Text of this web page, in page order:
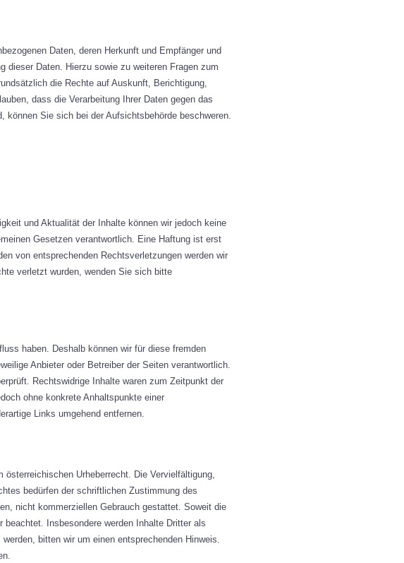
Daten, deren Herkunft und Empfänger und
dieser Daten. Hierzu sowie zu weiteren Fragen zum
die Rechte auf Auskunft, Berichtigung,
dass die Verarbeitung Ihrer Daten gegen das
Sie sich bei der Aufsichtsbehörde beschweren.
und Aktualität der Inhalte können wir jedoch keine
Gesetzen verantwortlich. Eine Haftung ist erst
von entsprechenden Rechtsverletzungen werden wir
verletzt wurden, wenden Sie sich bitte
haben. Deshalb können wir für diese fremden
Anbieter oder Betreiber der Seiten verantwortlich.
Rechtswidrige Inhalte waren zum Zeitpunkt der
ohne konkrete Anhaltspunkte einer
Links umgehend entfernen.
Urheberrecht. Die Vervielfältigung,
bedürfen der schriftlichen Zustimmung des
nicht kommerziellen Gebrauch gestattet. Soweit die
Insbesondere werden Inhalte Dritter als
bitten wir um einen entsprechenden Hinweis.